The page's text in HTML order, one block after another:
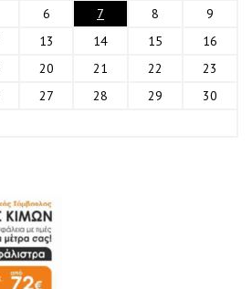
6 7 8
9
13 14 15
16
20 21 22
23
27 28 29
30